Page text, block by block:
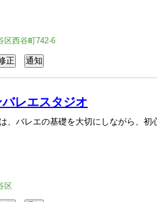
区西谷町742-6
レエスタジオ
、バレエの基礎を大切にしながら、初
区